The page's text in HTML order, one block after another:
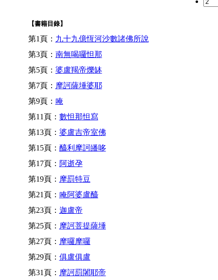
【書籍目錄】
第1頁： 九十九億恆河沙數諸佛所說
第3頁： 南無喝囉怛那
第5頁： 婆盧羯帝爍缽
第7頁： 摩訶薩埵婆耶
第9頁： 唵
第11頁： 數怛那怛寫
第13頁： 婆盧吉帝室佛
第15頁： 醯利摩訶皤哆
第17頁： 阿逝孕
第19頁： 摩罰特豆
第21頁： 唵阿婆盧醯
第23頁： 迦盧帝
第25頁： 摩訶菩提薩埵
第27頁： 摩囉摩囉
第29頁： 俱盧俱盧
第31頁： 摩訶罰闍耶帝